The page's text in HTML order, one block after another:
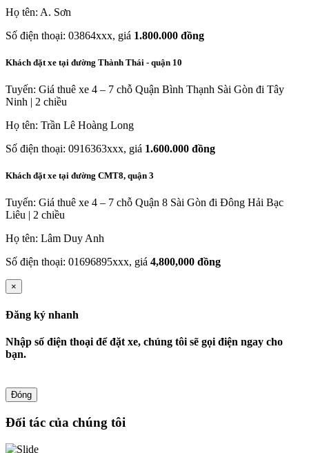
Họ tên: A. Sơn
Số điện thoại: 03864xxx, giá 1.800.000 đồng
Khách đặt xe tại đường Thành Thái - quận 10
Tuyến: Giá thuê xe 4 – 7 chỗ Quận Bình Thạnh Sài Gòn đi Tây
Ninh | 2 chiều
Họ tên: Trần Lê Hoàng Long
Số điện thoại: 0916363xxx, giá 1.600.000 đồng
Khách đặt xe tại đường CMT8, quận 3
Tuyến: Giá thuê xe 4 – 7 chỗ Quận 8 Sài Gòn đi Đông Hải Bạc
Liêu | 2 chiều
Họ tên: Lâm Duy Anh
Số điện thoại: 01696895xxx, giá 4,800,000 đồng
×
Đăng ký nhanh
Nhập số điện thoại để đặt xe, chúng tôi sẽ gọi điện ngay cho
bạn.
Đóng
Đối tác của chúng tôi